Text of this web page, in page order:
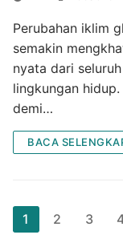
Perubahan iklim
semakin
nyata dari
lingkungan
demi…
BACA
Paginasi
pos
1 2 3